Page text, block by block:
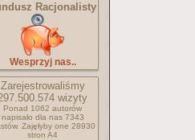
Racjonalisty
Wesprzyj nas..
Zarejestrowaliśmy
wizyty
Ponad 1062 autorów
napisało dla nas 7343
Zajęłyby one 28930
stron A4